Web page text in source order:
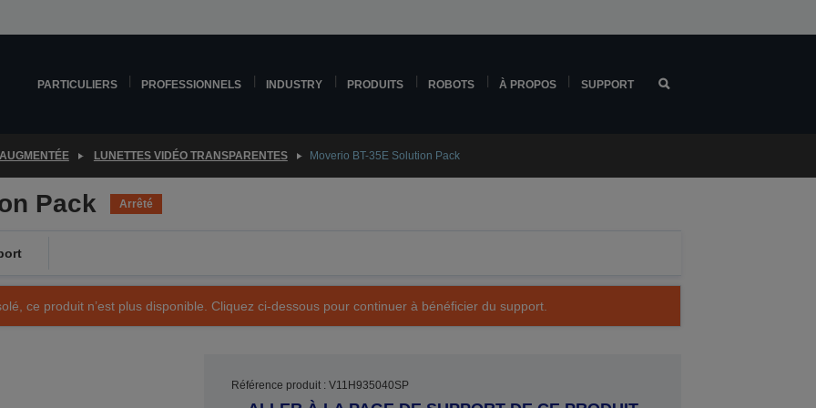
PARTICULIERS PROFESSIONNELS INDUSTRY PRODUITS ROBOTS À PROPOS SUPPORT
LUNETTES VIDÉO TRANSPARENTES Moverio BT-35E Solution Pack
Pack Arrêté
ce produit n’est plus disponible. Cliquez ci-dessous pour continuer à bénéficier du support.
Référence produit : V11H935040SP